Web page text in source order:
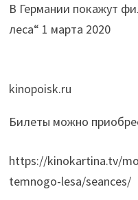
В Германии покажут
леса“ 1 марта 2020
kinopoisk.ru
Билеты можно
https://kinokartina.tv/
temnogo-lesa/seances/